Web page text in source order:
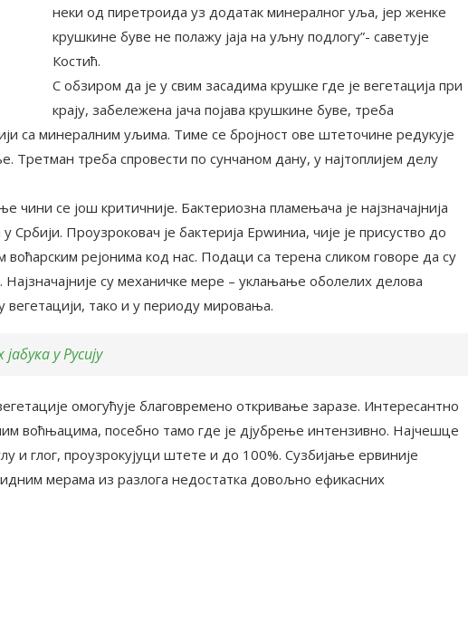
неки од пиретроида уз додатак минералног уља, јер женке
крушкине буве не полажу јаја на уљну подлогу”- саветује
Костић.
С обзиром да је у свим засадима крушке где је вегетација при
крају, забележена јача појава крушкине буве, треба
са минералним уљима. Тиме се бројност ове штеточине редукује
Третман треба спровести по сунчаном дану, у најтоплијем делу
чини се још критичније. Бактериозна пламењача је најзначајнија
Србији. Проузроковач је бактерија Ерwиниа, чије је присуство до
рејонима код нас. Подаци са терена сликом говоре да су
су механичке мере – уклањање оболелих делова
вегетацији, тако и у периоду мировања.
у Русију
омогућује благовремено откривање заразе. Интересантно
воћњацима, посебно тамо где је дјубрење интензивно. Најчешце
и глог, проузрокујуци штете и до 100%. Сузбијање ервиније
мерама из разлога недостатка довољно ефикасних